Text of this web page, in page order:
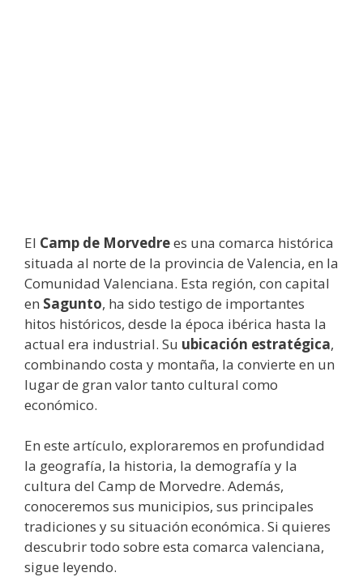
El Camp de Morvedrees una comarca histórica
situada al norte de la provincia de Valencia, en la
Comunidad Valenciana. Esta región, con capital
en Sagunto, ha sido testigo de importantes
hitos históricos, desde la época ibérica hasta la
actual era industrial. Su ubicación estratégica,
combinando costa y montaña, la convierte en un
lugar de gran valor tanto cultural como
económico.
En este artículo, exploraremos en profundidad
la geografía, la historia, la demografía y la
cultura del Camp de Morvedre. Además,
conoceremos sus municipios, sus principales
tradiciones y su situación económica. Si quieres
descubrir todo sobre esta comarca valenciana,
sigue leyendo.